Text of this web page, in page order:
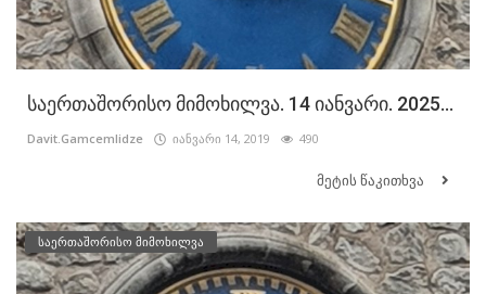
საერთაშორისო მიმოხილვა. 14 იანვარი. 2025...
Davit.Gamcemlidze იანვარი 14, 2019 490
მეტის წაკითხვა
საერთაშორისო მიმოხილვა